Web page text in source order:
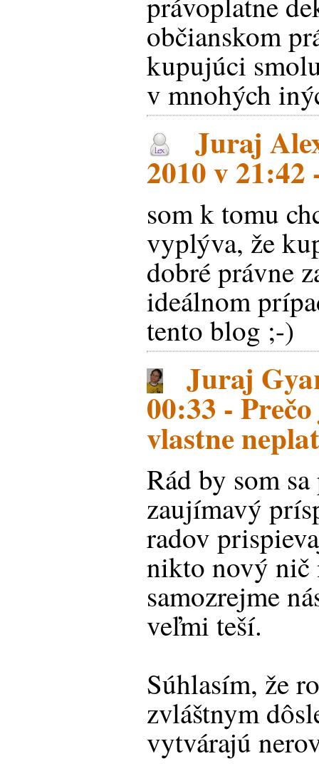
občianskom
kupujúci
v mnohých
Juraj
2010 v 21:42
som k tomu
vyplýva, že
dobré právne
ideálnom
tento blog ;-)
Juraj
00:33 -
vlastne
Rád by som
zaujímavý
radov
nikto nový nič
samozrejme
veľmi teší.
Súhlasím, že
zvláštnym
vytvárajú